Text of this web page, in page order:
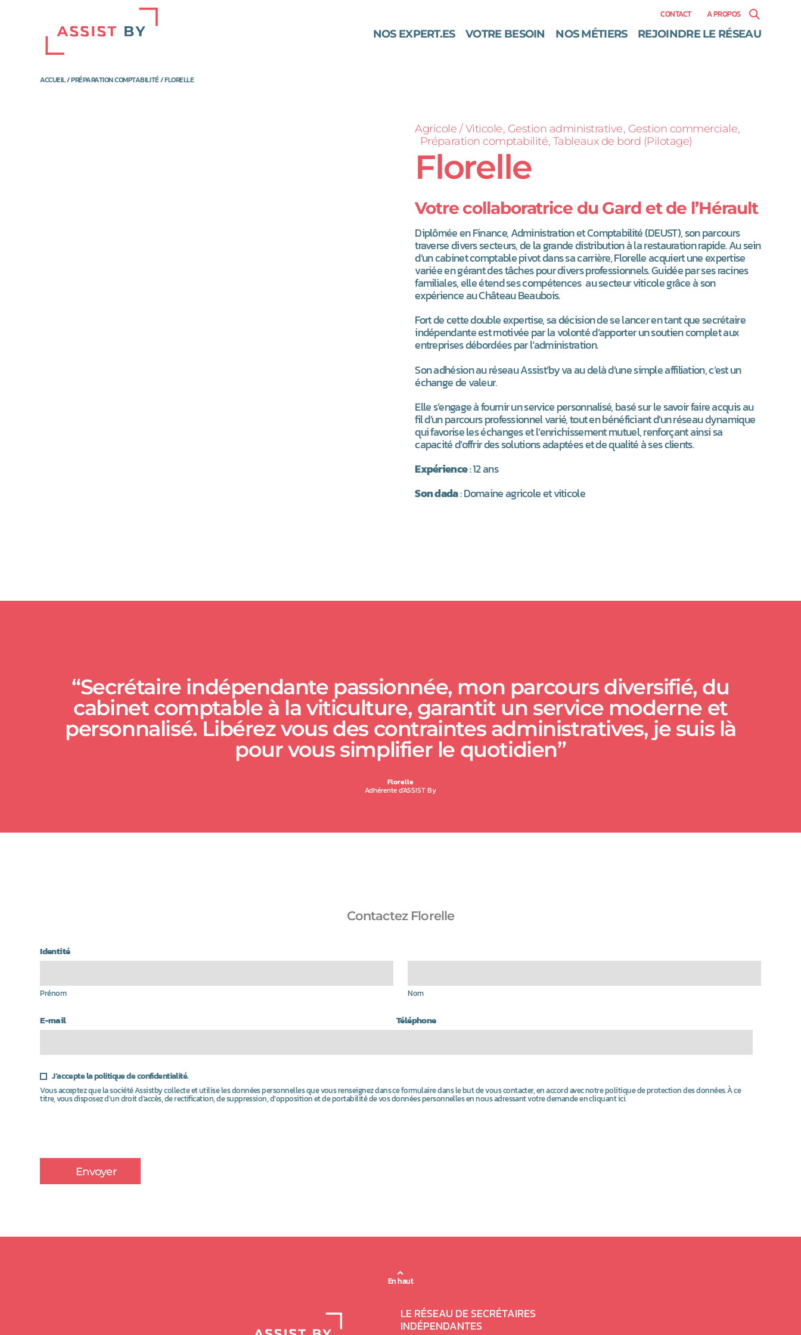
NOS EXPERT.ES VOTRE BESOIN NOS MÉTIERS REJOINDRE LE RÉSEAU
CONTACT A PROPOS
ACCUEIL/PRÉPARATION COMPTABILITÉ/ FLORELLE
Florelle
Votre collaboratrice du Gard et de l’Hérault
Diplômée en Finance, Administration et Comptabilité (DEUST), son parcours
traverse divers secteurs, de la grande distribution à la restauration rapide. Au sein
d’un cabinet comptable pivot dans sa carrière, Florelle acquiert une expertise
variée en gérant des tâches pour divers professionnels. Guidée par ses racines
familiales, elle étend ses compétences au secteur viticole grâce à son
expérience au Château Beaubois.
Fort de cette double expertise, sa décision de se lancer en tant que secrétaire
indépendante est motivée par la volonté d’apporter un soutien complet aux
entreprises débordées par l’administration.
Son adhésion au réseau Assist’by va au delà d’une simple affiliation, c’est un
échange de valeur.
Elle s’engage à fournir un service personnalisé, basé sur le savoir faire acquis au
fil d’un parcours professionnel varié, tout en bénéficiant d’un réseau dynamique
qui favorise les échanges et l’enrichissement mutuel, renforçant ainsi sa
capacité d’offrir des solutions adaptées et de qualité à ses clients.
Expérience: 12 ans
Son dada: Domaine agricole et viticole
Agricole / Viticole Gestion administrative Gestion commerciale
Préparation comptabilité Tableaux de bord (Pilotage)
“Secrétaire indépendante passionnée, mon parcours diversifié, du
cabinet comptable à la viticulture, garantit un service moderne et
personnalisé. Libérez vous des contraintes administratives, je suis là
pour vous simplifier le quotidien”
Florelle
Adhérente d'ASSIST By
Contactez Florelle
Identité
Prénom Nom
E-mail Téléphone
J’accepte la politique de confidentialité.
Vous acceptez que la société Assistby collecte et utilise les données personnelles que vous renseignez dans ce formulaire dans le but de vous contacter, en accord avec notre politique de protection des données. À ce
titre, vous disposez d’un droit d’accès, de rectification, de suppression, d’opposition et de portabilité de vos données personnelles en nous adressant votre demande en cliquant ici.
En haut
LE RÉSEAU DE SECRÉTAIRES
INDÉPENDANTES